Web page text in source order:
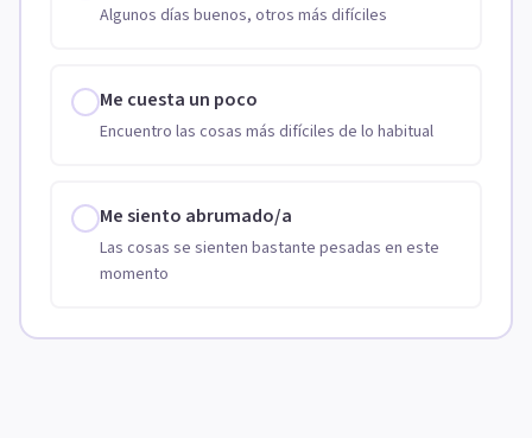
Algunos días buenos, otros más difíciles
Me cuesta un poco
Encuentro las cosas más difíciles de lo habitual
Me siento abrumado/a
Las cosas se sienten bastante pesadas en este
momento